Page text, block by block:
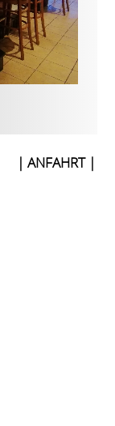
| ANFAHRT |